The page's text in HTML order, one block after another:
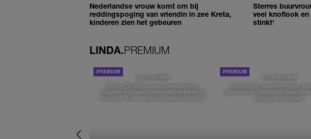
Nederlandse vrouw komt om bij
reddingspoging van vriendin in zee Kreta,
kinderen zien het gebeuren
Sterres
veel knoflook
stinkt'
LINDA.PREMIUM
DE STAD VAN
Elske DeWall over Leeuwarden,
muziek en haar favoriete plekken in
de stad: 'Een stad die voelt als thuis'
DE STAD VAN
Isabelle Boer deelt haar
plekken in Zwolle: 'Deze plek
graag verborgen'